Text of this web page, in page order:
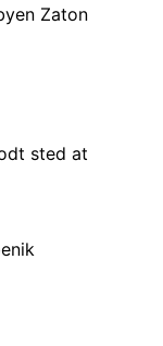
Zaton
sted at